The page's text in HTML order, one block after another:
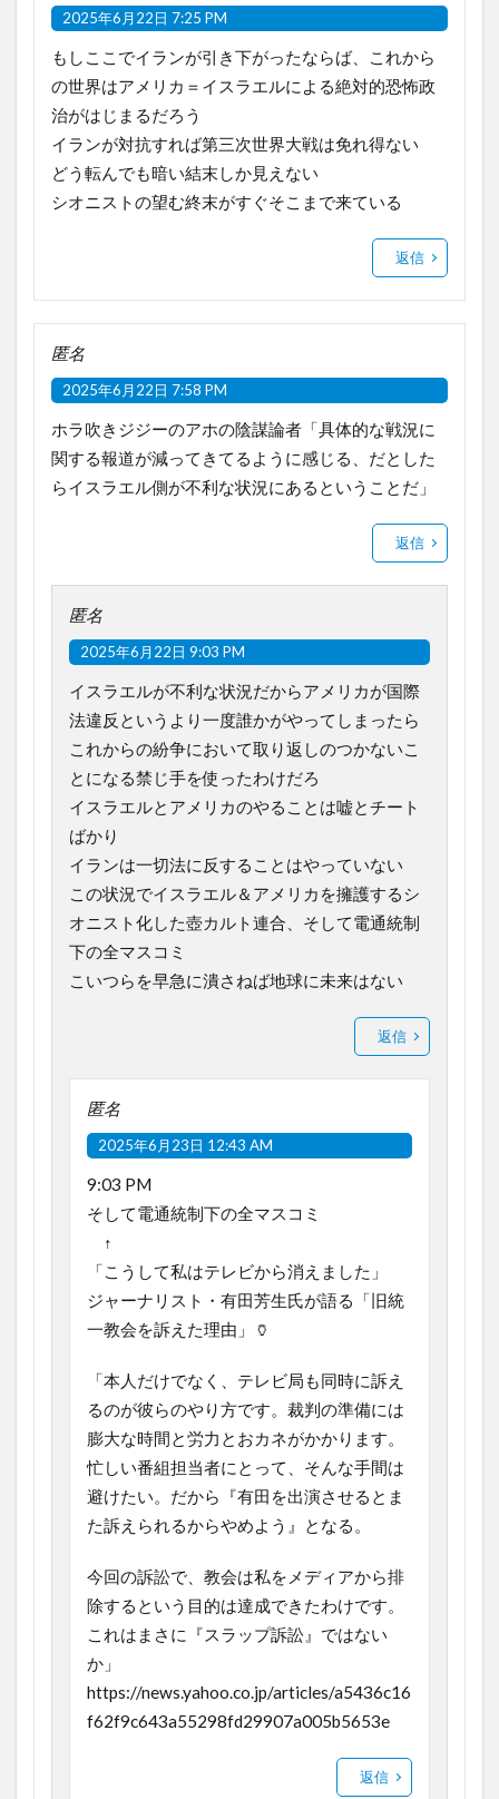
2025年6月22日 7:25 PM
もしここでイランが引き下がったならば、これから
の世界はアメリカ＝イスラエルによる絶対的恐怖政
治がはじまるだろう
イランが対抗すれば第三次世界大戦は免れ得ない
どう転んでも暗い結末しか見えない
シオニストの望む終末がすぐそこまで来ている
返信
匿名
2025年6月22日 7:58 PM
ホラ吹きジジーのアホの陰謀論者「具体的な戦況に
関する報道が減ってきてるように感じる、だとした
らイスラエル側が不利な状況にあるということだ」
返信
匿名
2025年6月22日 9:03 PM
イスラエルが不利な状況だからアメリカが国際
法違反というより一度誰かがやってしまったら
これからの紛争において取り返しのつかないこ
とになる禁じ手を使ったわけだろ
イスラエルとアメリカのやることは嘘とチート
ばかり
イランは一切法に反することはやっていない
この状況でイスラエル＆アメリカを擁護するシ
オニスト化した壺カルト連合、そして電通統制
下の全マスコミ
こいつらを早急に潰さねば地球に未来はない
返信
匿名
2025年6月23日 12:43 AM
9:03 PM
そして電通統制下の全マスコミ
↑
「こうして私はテレビから消えました」
ジャーナリスト・有田芳生氏が語る「旧統
一教会を訴えた理由」🏺
「本人だけでなく、テレビ局も同時に訴え
るのが彼らのやり方です。裁判の準備には
膨大な時間と労力とおカネがかかります。
忙しい番組担当者にとって、そんな手間は
避けたい。だから『有田を出演させるとま
た訴えられるからやめよう』となる。
今回の訴訟で、教会は私をメディアから排
除するという目的は達成できたわけです。
これはまさに『スラップ訴訟』ではない
か」
https://news.yahoo.co.jp/articles/a5436c16
f62f9c643a55298fd29907a005b5653e
返信